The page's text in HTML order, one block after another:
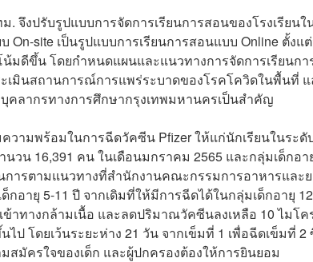
. จึงปรับรูปแบบการจัดการเรียนการสอนของโรงเรีย
On-site เป็นรูปแบบการเรียนการสอนแบบ Online ตั้ง
มดีขึ้น โดยกำหนดแผนและแนวทางการจัดการเรียนก
ะเมินสถานการณ์การแพร่ระบาดของโรคโควิดในพื้นที่
คลากรทางการศึกษากรุงเทพมหานครเป็นสำคัญ
วามพร้อมในการฉีดวัคซีน Pfizer ให้แก่นักเรียนในระ
นวน 16,391 คน ในเดือนมกราคม 2565 และกลุ่มเด็กอ
การตามแนวทางที่สำนักงานคณะกรรมการอาหารและ
กอายุ 5-11 ปี จากเดิมที่ให้มีการฉีดได้ในกลุ่มเด็กอายุ
ข้าทางกล้ามเนื้อ และลดปริมาณวัคซีนลงเหลือ 10 ไม
ไป โดยเว้นระยะห่าง 21 วัน จากเข็มที่ 1 เพื่อฉีดเข็มที่
สมัครใจของเด็ก และผู้ปกครองต้องให้การยินยอม